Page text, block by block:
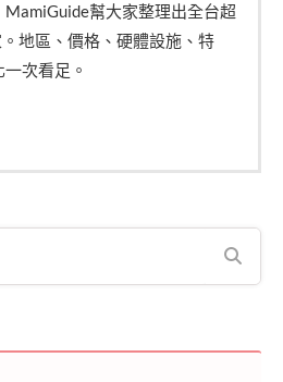
幫大家整理出全台超
地區、價格、硬體設施、特
次看足。